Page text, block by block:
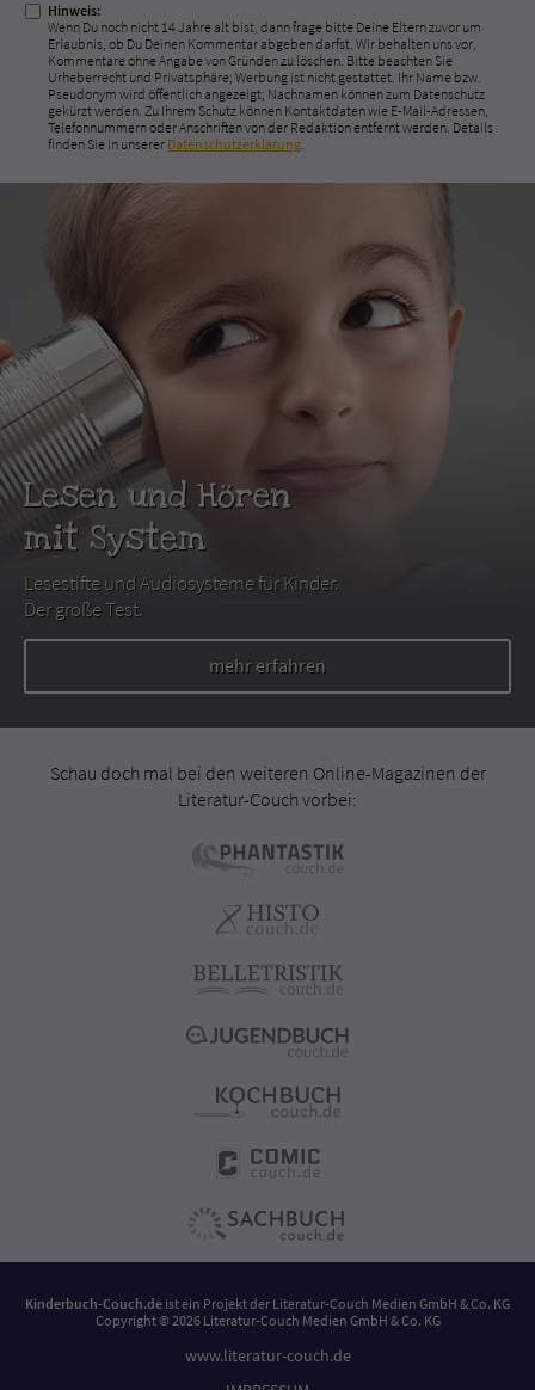
Hinweis:
Wenn Du noch nicht 14 Jahre alt bist, dann frage bitte Deine Eltern zuvor um
Erlaubnis, ob Du Deinen Kommentar abgeben darfst. Wir behalten uns vor,
Kommentare ohne Angabe von Gründen zu löschen. Bitte beachten Sie
Urheberrecht und Privatsphäre; Werbung ist nicht gestattet. Ihr Name bzw.
Pseudonym wird öffentlich angezeigt; Nachnamen können zum Datenschutz
gekürzt werden. Zu Ihrem Schutz können Kontaktdaten wie E-Mail-Adressen,
Telefonnummern oder Anschriften von der Redaktion entfernt werden. Details
finden Sie in unserer Datenschutzerklärung.
Lesen und Hören
mit System
Lesestifte und Audiosysteme für Kinder.
Der große Test.
mehr erfahren
Schau doch mal bei den weiteren Online-Magazinen der
Literatur-Couch vorbei:
Kinderbuch-Couch.de ist ein Projekt der Literatur-Couch Medien GmbH & Co. KG
Copyright © 2026 Literatur-Couch Medien GmbH & Co. KG
www.literatur-couch.de